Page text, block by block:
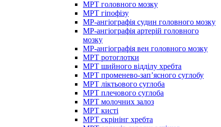
МРТ головного мозку
МРТ гіпофізу
МР-ангіографія судин головного мозку
МР-ангіографія артерій головного
мозку
МР-ангіографія вен головного мозку
МРТ ротоглотки
МРТ шийного відділу хребта
МРТ променево-зап’ясного суглобу
МРТ ліктьового суглоба
МРТ плечового суглоба
МРТ молочних залоз
МРТ кисті
МРТ скрінінг хребта